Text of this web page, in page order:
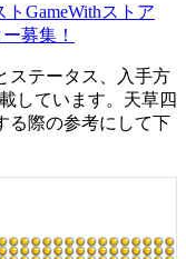
GameWithストア
募集！
ステータス、入手方
しています。天草四
る際の参考にして下